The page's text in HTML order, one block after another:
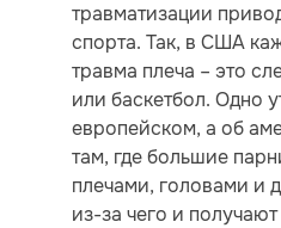
травматизации
спорта. Так, в США
травма плеча – это
или баскетбол. Одно
европейском, а об
там, где большие
плечами, головами и
из-за чего и